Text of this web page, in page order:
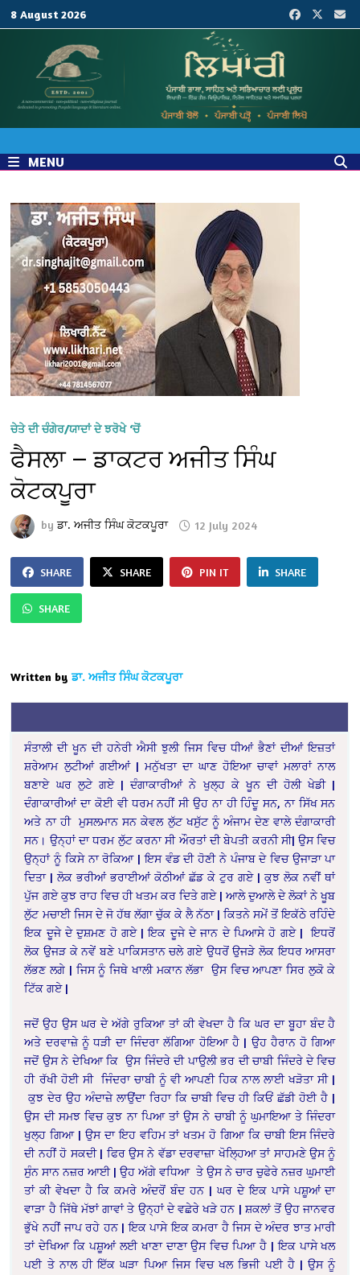
8 August 2026
MENU
ਚੇਤੇ ਦੀ ਚੰਗੇਰ/ਯਾਦਾਂ ਦੇ ਝਰੋਖੇ ‘ਚੋਂ
ਫੈਸਲਾ — ਡਾਕਟਰ ਅਜੀਤ ਸਿੰਘ
ਕੋਟਕਪੂਰਾ
byਡਾ. ਅਜੀਤ ਸਿੰਘ ਕੋਟਕਪੂਰਾ 12 July 2024
SHARE SHARE PIN IT SHARE
SHARE
Written by ਡਾ. ਅਜੀਤ ਸਿੰਘ ਕੋਟਕਪੂਰਾ
ਸੰਤਾਲੀ ਦੀ ਖੂਨ ਦੀ ਹਨੇਰੀ ਐਸੀ ਝੁਲੀ ਜਿਸ ਵਿਚ ਧੀਆਂ ਭੈਣਾਂ ਦੀਆਂ ਇਜ਼ਤਾਂ
ਸ਼ਰੇਆਮ ਲੁਟੀਆਂ ਗਈਆਂ | ਮਨੁੱਖਤਾ ਦਾ ਘਾਣ ਹੋਇਆ ਚਾਵਾਂ ਮਲਾਰਾਂ ਨਾਲ
ਬਣਾਏ ਘਰ ਲੁਟੇ ਗਏ | ਦੰਗਾਕਾਰੀਆਂ ਨੇ ਖੁਲ੍ਹ ਕੇ ਖੂਨ ਦੀ ਹੋਲੀ ਖੇਡੀ |
ਦੰਗਾਕਾਰੀਆਂ ਦਾ ਕੋਈ ਵੀ ਧਰਮ ਨਹੀਂ ਸੀ ਉਹ ਨਾ ਹੀ ਹਿੰਦੂ ਸਨ, ਨਾ ਸਿੱਖ ਸਨ
ਅਤੇ ਨਾ ਹੀ ਮੁਸਲਮਾਨ ਸਨ ਕੇਵਲ ਲੁੱਟ ਖਸੁੱਟ ਨੂੰ ਅੰਜਾਮ ਦੇਣ ਵਾਲੇ ਦੰਗਾਕਾਰੀ
ਸਨ। ਉਨ੍ਹਾਂ ਦਾ ਧਰਮ ਲੁੱਟ ਕਰਨਾ ਸੀ ਔਰਤਾਂ ਦੀ ਬੇਪਤੀ ਕਰਨੀ ਸੀ| ਉਸ ਵਿਚ
ਉਨ੍ਹਾਂ ਨੂੰ ਕਿਸੇ ਨਾ ਰੋਕਿਆ | ਇਸ ਵੰਡ ਦੀ ਹੋਣੀ ਨੇ ਪੰਜਾਬ ਦੇ ਵਿਚ ਉਜਾੜਾ ਪਾ
ਦਿਤਾ | ਲੋਕ ਭਰੀਆਂ ਭਰਾਈਆਂ ਕੋਠੀਆਂ ਛੱਡ ਕੇ ਟੁਰ ਗਏ | ਕੁਝ ਲੋਕ ਨਵੀਂ ਥਾਂ
ਪੁੱਜ ਗਏ ਕੁਝ ਰਾਹ ਵਿਚ ਹੀ ਖਤਮ ਕਰ ਦਿਤੇ ਗਏ | ਆਲੇ ਦੁਆਲੇ ਦੇ ਲੋਕਾਂ ਨੇ ਖੂਬ
ਲੁੱਟ ਮਚਾਈ ਜਿਸ ਦੇ ਜੋ ਹੱਥ ਲੱਗਾ ਚੁੱਕ ਕੇ ਲੈ ਨੱਠਾ | ਕਿਤਨੇ ਸਮੇਂ ਤੋਂ ਇਕੱਠੇ ਰਹਿੰਦੇ
ਇਕ ਦੂਜੇ ਦੇ ਦੁਸ਼ਮਣ ਹੋ ਗਏ | ਇਕ ਦੂਜੇ ਦੇ ਜਾਨ ਦੇ ਪਿਆਸੇ ਹੋ ਗਏ | ਇਧਰੋਂ
ਲੋਕ ਉਜੜ ਕੇ ਨਵੇਂ ਬਣੇ ਪਾਕਿਸਤਾਨ ਚਲੇ ਗਏ ਉਧਰੋਂ ਉਜੜੇ ਲੋਕ ਇਧਰ ਆਸਰਾ
ਲੱਭਣ ਲਗੇ | ਜਿਸ ਨੂੰ ਜਿਥੇ ਖਾਲੀ ਮਕਾਨ ਲੱਭਾ ਉਸ ਵਿਚ ਆਪਣਾ ਸਿਰ ਲੁਕੋ ਕੇ
ਟਿੱਕ ਗਏ |
ਜਦੋਂ ਉਹ ਉਸ ਘਰ ਦੇ ਅੱਗੇ ਰੁਕਿਆ ਤਾਂ ਕੀ ਵੇਖਦਾ ਹੈ ਕਿ ਘਰ ਦਾ ਬੂਹਾ ਬੰਦ ਹੈ
ਅਤੇ ਦਰਵਾਜ਼ੇ ਨੂੰ ਧੜੀ ਦਾ ਜਿੰਦਰਾ ਲੱਗਿਆ ਹੋਇਆ ਹੈ | ਉਹ ਹੈਰਾਨ ਹੋ ਗਿਆ
ਜਦੋਂ ਉਸ ਨੇ ਦੇਖਿਆ ਕਿ ਉਸ ਜਿੰਦਰੇ ਦੀ ਪਾਉਲੀ ਭਰ ਦੀ ਚਾਬੀ ਜਿੰਦਰੇ ਦੇ ਵਿਚ
ਹੀ ਰੱਖੀ ਹੋਈ ਸੀ ਜਿੰਦਰਾ ਚਾਬੀ ਨੂੰ ਵੀ ਆਪਣੀ ਹਿਕ ਨਾਲ ਲਾਈ ਖੜੋਤਾ ਸੀ |
ਕੁਝ ਦੇਰ ਉਹ ਅੰਦਾਜ਼ੇ ਲਾਉਂਦਾ ਰਿਹਾ ਕਿ ਚਾਬੀ ਵਿਚ ਹੀ ਕਿਓਂ ਛੱਡੀ ਹੋਈ ਹੈ |
ਉਸ ਦੀ ਸਮਝ ਵਿਚ ਕੁਝ ਨਾ ਪਿਆ ਤਾਂ ਉਸ ਨੇ ਚਾਬੀ ਨੂੰ ਘੁਮਾਇਆ ਤੇ ਜਿੰਦਰਾ
ਖੁਲ੍ਹ ਗਿਆ | ਉਸ ਦਾ ਇਹ ਵਹਿਮ ਤਾਂ ਖਤਮ ਹੋ ਗਿਆ ਕਿ ਚਾਬੀ ਇਸ ਜਿੰਦਰੇ
ਦੀ ਨਹੀਂ ਹੋ ਸਕਦੀ | ਫਿਰ ਉਸ ਨੇ ਵੱਡਾ ਦਰਵਾਜ਼ਾ ਖੋਲ੍ਹਿਆ ਤਾਂ ਸਾਹਮਣੇ ਉਸ ਨੂੰ
ਸੁੰਨ ਸਾਨ ਨਜ਼ਰ ਆਈ | ਉਹ ਅੱਗੇ ਵਧਿਆ ਤੇ ਉਸ ਨੇ ਚਾਰ ਚੁਫੇਰੇ ਨਜ਼ਰ ਘੁਮਾਈ
ਤਾਂ ਕੀ ਵੇਖਦਾ ਹੈ ਕਿ ਕਮਰੇ ਅੰਦਰੋਂ ਬੰਦ ਹਨ | ਘਰ ਦੇ ਇਕ ਪਾਸੇ ਪਸ਼ੂਆਂ ਦਾ
ਵਾੜਾ ਹੈ ਜਿੱਥੇ ਮੱਝਾਂ ਗਾਵਾਂ ਤੇ ਉਨ੍ਹਾਂ ਦੇ ਵਛੇਰੇ ਖੜੇ ਹਨ | ਸ਼ਕਲਾਂ ਤੋਂ ਉਹ ਜਾਨਵਰ
ਭੁੱਖੇ ਨਹੀਂ ਜਾਪ ਰਹੇ ਹਨ | ਇਕ ਪਾਸੇ ਇਕ ਕਮਰਾ ਹੈ ਜਿਸ ਦੇ ਅੰਦਰ ਝਾਤ ਮਾਰੀ
ਤਾਂ ਦੇਖਿਆ ਕਿ ਪਸ਼ੂਆਂ ਲਈ ਖਾਣਾ ਦਾਣਾ ਉਸ ਵਿਚ ਪਿਆ ਹੈ | ਇਕ ਪਾਸੇ ਖਲ
ਪਈ ਤੇ ਨਾਲ ਹੀ ਇੱਕ ਘੜਾ ਪਿਆ ਜਿਸ ਵਿਚ ਖਲ ਭਿਜੀ ਪਈ ਹੈ | ਉਸ ਨੂੰ